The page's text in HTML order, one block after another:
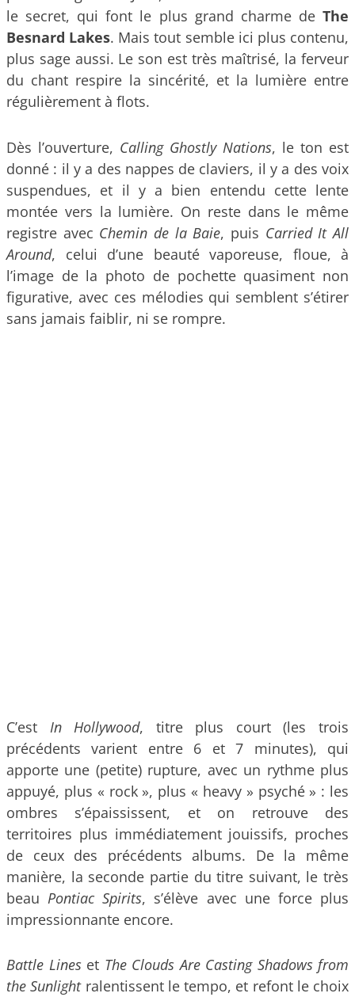
le secret, qui font le plus grand charme de The
Besnard Lakes. Mais tout semble ici plus contenu,
plus sage aussi. Le son est très maîtrisé, la ferveur
du chant respire la sincérité, et la lumière entre
régulièrement à flots.
Dès l’ouverture, Calling Ghostly Nations, le ton est
donné : il y a des nappes de claviers, il y a des voix
suspendues, et il y a bien entendu cette lente
montée vers la lumière. On reste dans le même
registre avec Chemin de la Baie, puis Carried It All
Around, celui d’une beauté vaporeuse, floue, à
l’image de la photo de pochette quasiment non
figurative, avec ces mélodies qui semblent s’étirer
sans jamais faiblir, ni se rompre.
C’est In Hollywood, titre plus court (les trois
précédents varient entre 6 et 7 minutes), qui
apporte une (petite) rupture, avec un rythme plus
appuyé, plus « rock », plus « heavy » psyché » : les
ombres s’épaississent, et on retrouve des
territoires plus immédiatement jouissifs, proches
de ceux des précédents albums. De la même
manière, la seconde partie du titre suivant, le très
beauPontiac Spirits, s’élève avec une force plus
impressionnante encore.
Battle Lineset The Clouds Are Casting Shadows from
the Sunlightralentissent le tempo, et refont le choix